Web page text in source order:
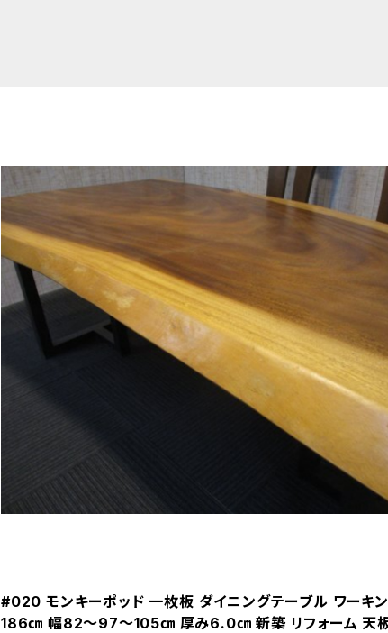
#020 モンキーポッド 一枚板 ダイニングテーブル ワーキ
186㎝ 幅82～97～105㎝ 厚み6.0㎝ 新築 リフォーム 天